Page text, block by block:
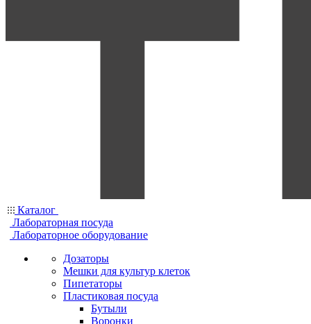
Каталог
Лабораторная посуда
Лабораторное оборудование
Дозаторы
Мешки для культур клеток
Пипетаторы
Пластиковая посуда
Бутыли
Воронки